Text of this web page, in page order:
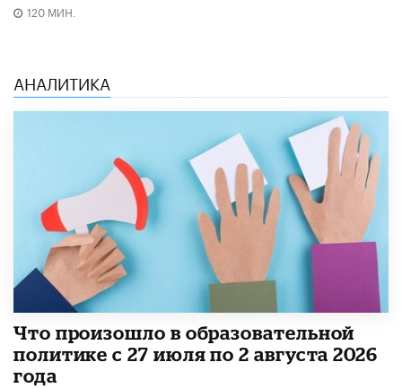
120 МИН.
АНАЛИТИКА
​Что произошло в образовательной
политике с 27 июля по 2 августа 2026
года